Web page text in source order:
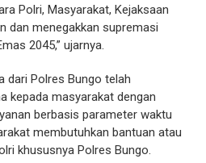
Polri, Masyarakat, Kejaksaan
dan menegakkan supremasi
2045,” ujarnya.
dari Polres Bungo telah
kepada masyarakat dengan
berbasis parameter waktu
membutuhkan bantuan atau
khususnya Polres Bungo.